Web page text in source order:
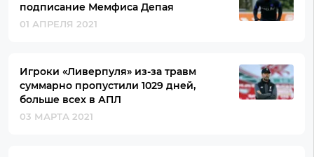
подписание Мемфиса Депая
01 АПРЕЛЯ 2021
Игроки «Ливерпуля» из-за травм
суммарно пропустили 1029 дней,
больше всех в АПЛ
03 МАРТА 2021